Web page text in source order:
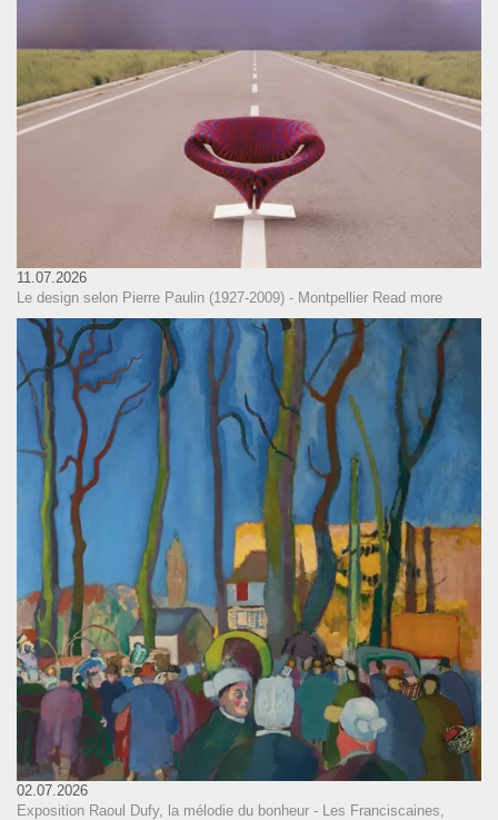
11.07.2026
Le design selon Pierre Paulin (1927-2009) - Montpellier Read more
02.07.2026
Exposition Raoul Dufy, la mélodie du bonheur - Les Franciscaines,